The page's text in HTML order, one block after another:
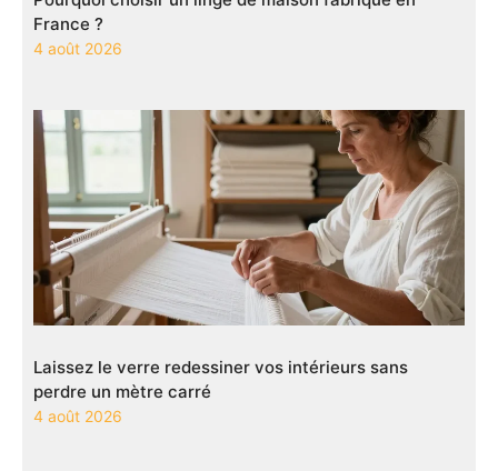
France ?
4 août 2026
Laissez le verre redessiner vos intérieurs sans
perdre un mètre carré
4 août 2026